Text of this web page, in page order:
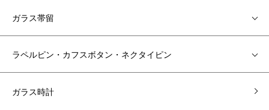
ガラス帯留
ラペルピン・カフスボタン・ネクタイピン
ガラス時計